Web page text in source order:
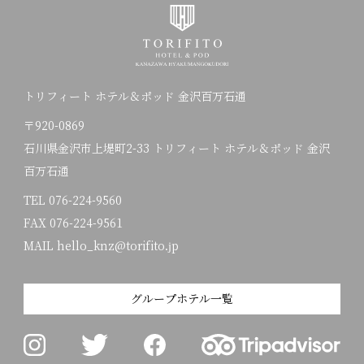
トリフィート ホテル＆ポッド 金沢百万石通
〒920-0869
石川県金沢市上堤町2-33 トリフィート ホテル＆ポッド 金沢
百万石通
TEL 076-224-9560
FAX 076-224-9561
MAIL hello_knz@torifito.jp
グループホテル一覧